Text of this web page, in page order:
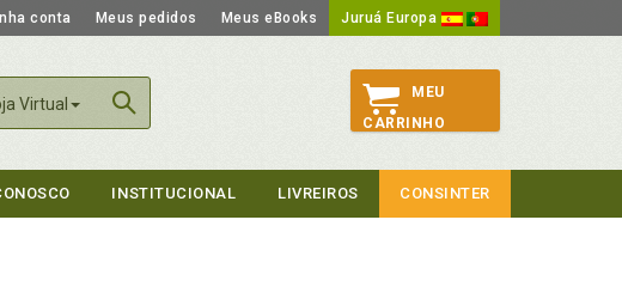
conta Meus pedidos Meus eBooks Juruá Europa
Virtual
MEU
CARRINHO
INSTITUCIONAL LIVREIROS CONSINTER